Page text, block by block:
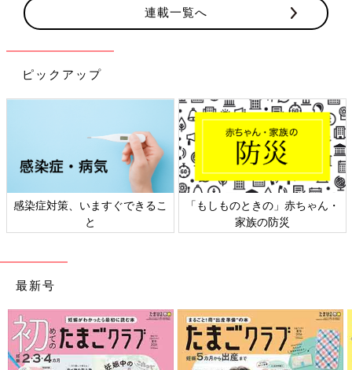
や羽織りにも使える「シャイニークルーネックカー
ディガン」
連載一覧へ
ピックアップ
感染症対策、いますぐできるこ
と
「もしものときの」赤ちゃん・
家族の防災
最新号